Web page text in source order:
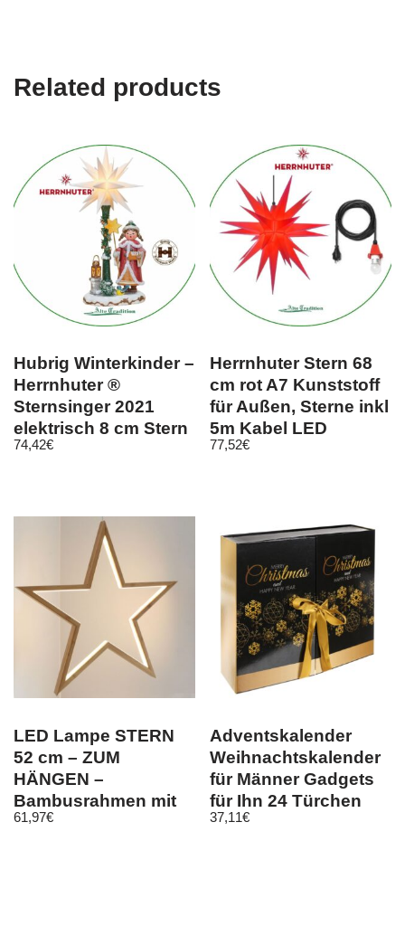
Related products
Hubrig Winterkinder –
Herrnhuter ®
Sternsinger 2021
elektrisch 8 cm Stern
weiß
74,42€
Herrnhuter Stern 68
cm rot A7 Kunststoff
für Außen, Sterne inkl
5m Kabel LED
77,52€
LED Lampe STERN
52 cm – ZUM
HÄNGEN –
Bambusrahmen mit
LED Band –
61,97€
Adventskalender
Weihnachtskalender
für Männer Gadgets
für Ihn 24 Türchen
9230
37,11€